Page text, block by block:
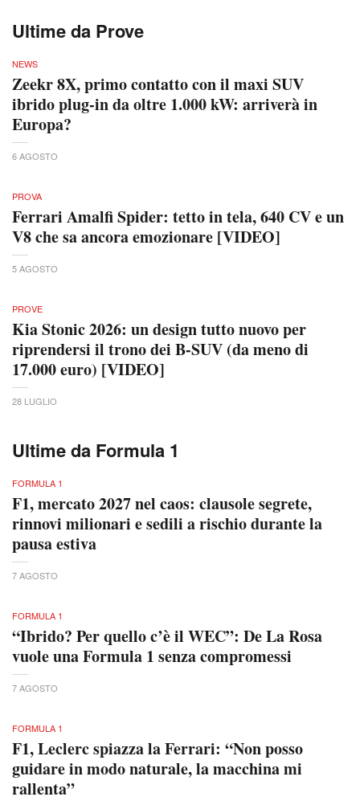
Ultime da Prove
NEWS
Zeekr 8X, primo contatto con il maxi SUV
ibrido plug-in da oltre 1.000 kW: arriverà in
Europa?
6 AGOSTO
PROVA
Ferrari Amalfi Spider: tetto in tela, 640 CV e un
V8 che sa ancora emozionare [VIDEO]
5 AGOSTO
PROVE
Kia Stonic 2026: un design tutto nuovo per
riprendersi il trono dei B-SUV (da meno di
17.000 euro) [VIDEO]
28 LUGLIO
Ultime da Formula 1
FORMULA 1
F1, mercato 2027 nel caos: clausole segrete,
rinnovi milionari e sedili a rischio durante la
pausa estiva
7 AGOSTO
FORMULA 1
“Ibrido? Per quello c’è il WEC”: De La Rosa
vuole una Formula 1 senza compromessi
7 AGOSTO
FORMULA 1
F1, Leclerc spiazza la Ferrari: “Non posso
guidare in modo naturale, la macchina mi
rallenta”